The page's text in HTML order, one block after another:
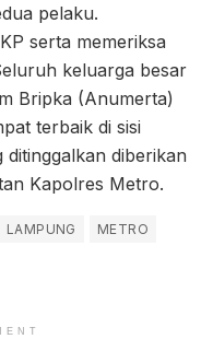
pelaku.
serta memeriksa
keluarga besar
Bripka (Anumerta)
terbaik di sisi
diberikan
Kapolres Metro.
LAMPUNG
METRO